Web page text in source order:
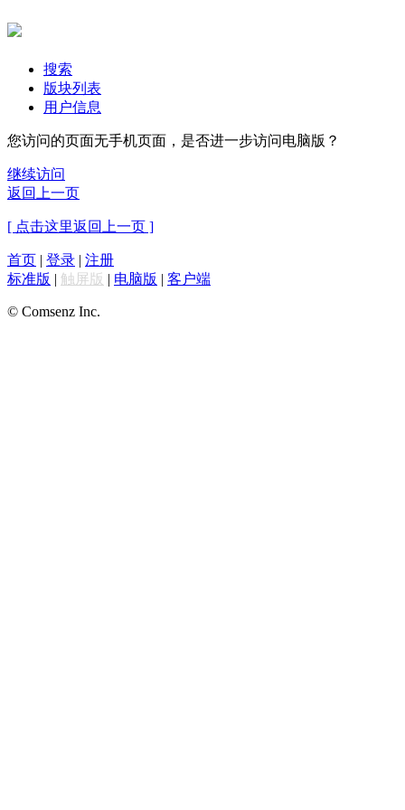
搜索
版块列表
用户信息
您访问的页面无手机页面，是否进一步访问电脑版？
继续访问
返回上一页
[ 点击这里返回上一页 ]
首页 | 登录 | 注册
标准版 | 触屏版 | 电脑版 | 客户端
© Comsenz Inc.